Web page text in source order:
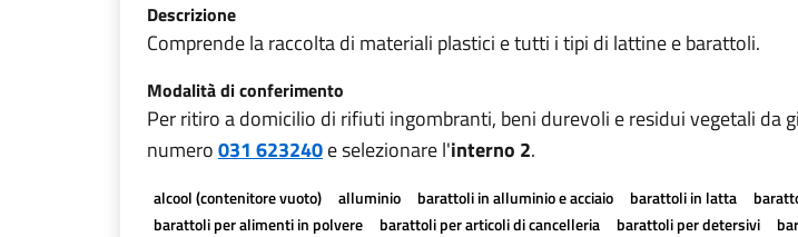
Descrizione
Comprende la raccolta di materiali plastici e tutti i tipi di lattine e barattoli.
Modalità di conferimento
Per ritiro a domicilio di rifiuti ingombranti, beni durevoli e residui vegetali da
numero031 623240e selezionare l'interno 2.
alcool (contenitore vuoto) alluminio barattoli in alluminio e acciaio barattoli in latta
barattoli per alimenti in polvere
barattoli per articoli di cancelleria barattoli per detersivi